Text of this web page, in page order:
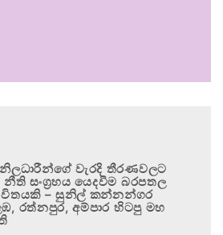
නිලධාරීන්ගේ වැරදි තීරණවලට
සංග්‍රහය යෙදවීම බරපතල
– සුනිල් කන්නන්ගර
රත්නපුර, අම්පාර හිටපු මහ